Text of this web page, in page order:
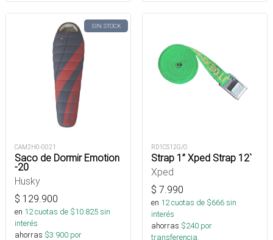
SIN STOCK
CAM2H0-0021
Saco de Dormir Emotion
-20
Husky
$ 129.900
en 12cuotas de $10.825sin
interés
ahorras $3.900 por
RD1CS12G/O
Strap 1” Xped Strap 12`
Xped
$ 7.990
en 12cuotas de $666sin
interés
ahorras $240 por
transferencia.